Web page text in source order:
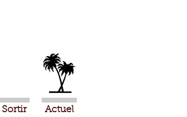
Sortir Actuel